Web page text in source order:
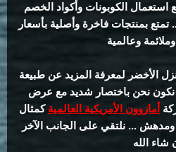
استعمال الكوبونات وأكواد الخصم
بمنتجات فاخرة وأصلية بأسعار
وعالمية
الأخضر لمعرفة المزيد عن طبيعة
نكون نحن باختصار شديد مع عرض
أمازوون الأمريكية العالمية كمثال
ومدهش ... نلتقي على الجانب الآخر
شاء الله